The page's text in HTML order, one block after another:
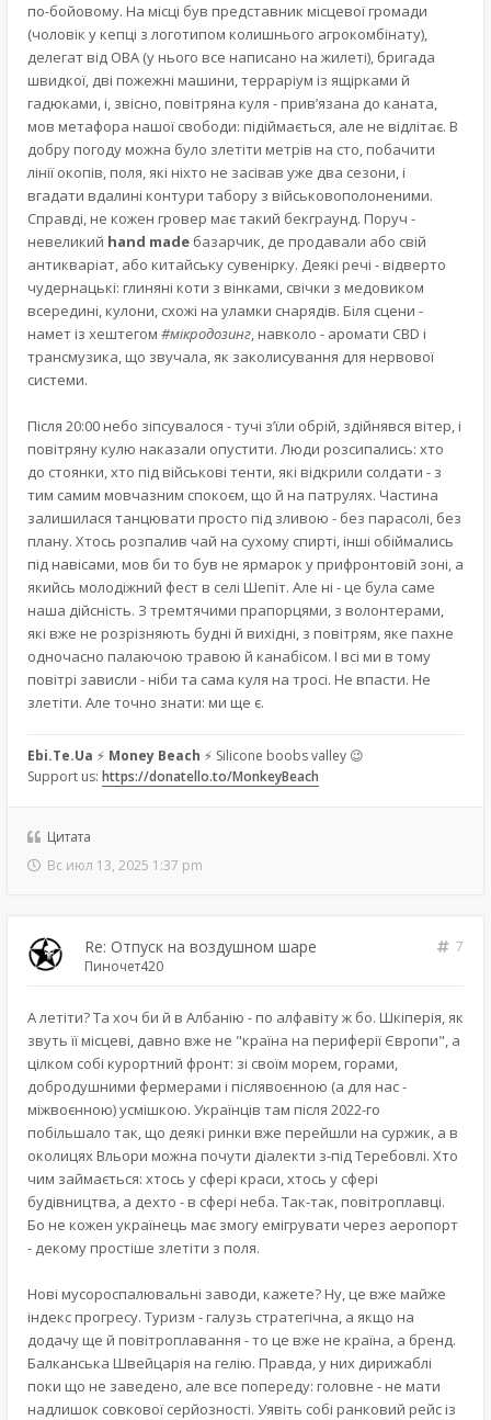
по-бойовому. На місці був представник місцевої громади
(чоловік у кепці з логотипом колишнього агрокомбінату),
делегат від ОВА (у нього все написано на жилеті), бригада
швидкої, дві пожежні машини, терраріум із ящірками й
гадюками, і, звісно, повітряна куля - прив’язана до каната,
мов метафора нашої свободи: підіймається, але не відлітає. В
добру погоду можна було злетіти метрів на сто, побачити
лінії окопів, поля, які ніхто не засівав уже два сезони, і
вгадати вдалині контури табору з військовополоненими.
Справді, не кожен гровер має такий бекграунд. Поруч -
невеликий hand made базарчик, де продавали або свій
антикваріат, або китайську сувенірку. Деякі речі - відверто
чудернацькі: глиняні коти з вінками, свічки з медовиком
всередині, кулони, схожі на уламки снарядів. Біля сцени -
намет із хештегом #мікродозинг, навколо - аромати CBD і
трансмузика, що звучала, як заколисування для нервової
системи.
Після 20:00 небо зіпсувалося - тучі з’їли обрій, здійнявся вітер, і
повітряну кулю наказали опустити. Люди розсипались: хто
до стоянки, хто під військові тенти, які відкрили солдати - з
тим самим мовчазним спокоєм, що й на патрулях. Частина
залишилася танцювати просто під зливою - без парасолі, без
плану. Хтось розпалив чай на сухому спирті, інші обіймались
під навісами, мов би то був не ярмарок у прифронтовій зоні, а
якийсь молодіжний фест в селі Шепіт. Але ні - це була саме
наша дійсність. З тремтячими прапорцями, з волонтерами,
які вже не розрізняють будні й вихідні, з повітрям, яке пахне
одночасно палаючою травою й канабісом. І всі ми в тому
повітрі зависли - ніби та сама куля на тросі. Не впасти. Не
злетіти. Але точно знати: ми ще є.
Ebi.Te.Ua ⚡ Money Beach ⚡ Silicone boobs valley 😉
Support us: https://donatello.to/MonkeyBeach
Цитата
Вс июл 13, 2025 1:37 pm
Re: Отпуск на воздушном шаре
7
Пиночет420
А летіти? Та хоч би й в Албанію - по алфавіту ж бо. Шкіперія, як
звуть її місцеві, давно вже не "країна на периферії Європи", а
цілком собі курортний фронт: зі своїм морем, горами,
добродушними фермерами і післявоєнною (а для нас -
міжвоєнною) усмішкою. Українців там після 2022-го
побільшало так, що деякі ринки вже перейшли на суржик, а в
околицях Вльори можна почути діалекти з-під Теребовлі. Хто
чим займається: хтось у сфері краси, хтось у сфері
будівництва, а дехто - в сфері неба. Так-так, повітроплавці.
Бо не кожен українець має змогу емігрувати через аеропорт
- декому простіше злетіти з поля.
Нові мусороспалювальні заводи, кажете? Ну, це вже майже
індекс прогресу. Туризм - галузь стратегічна, а якщо на
додачу ще й повітроплавання - то це вже не країна, а бренд.
Балканська Швейцарія на гелію. Правда, у них дирижаблі
поки що не заведено, але все попереду: головне - не мати
надлишок совкової серйозності. Уявіть собі ранковий рейс із